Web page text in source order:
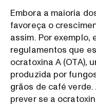
Embora a maioria
favoreça o
assim. Por exemplo,
regulamentos que
ocratoxina A (OTA),
produzida por
grãos de café
prever se a